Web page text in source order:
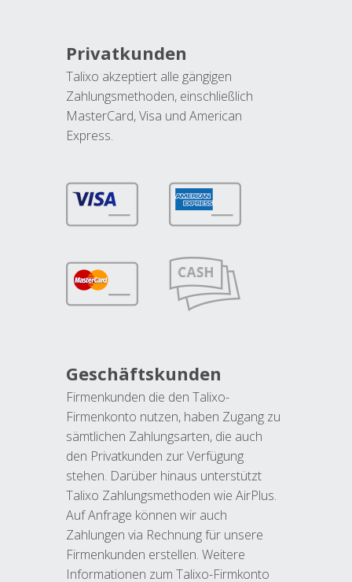
Privatkunden
Talixo akzeptiert alle gängigen
Zahlungsmethoden, einschließlich
MasterCard, Visa und American
Express.
Geschäftskunden
Firmenkunden die den Talixo-
Firmenkonto nutzen, haben Zugang zu
sämtlichen Zahlungsarten, die auch
den Privatkunden zur Verfügung
stehen. Darüber hinaus unterstützt
Talixo Zahlungsmethoden wie AirPlus.
Auf Anfrage können wir auch
Zahlungen via Rechnung für unsere
Firmenkunden erstellen. Weitere
Informationen zum Talixo-Firmkonto